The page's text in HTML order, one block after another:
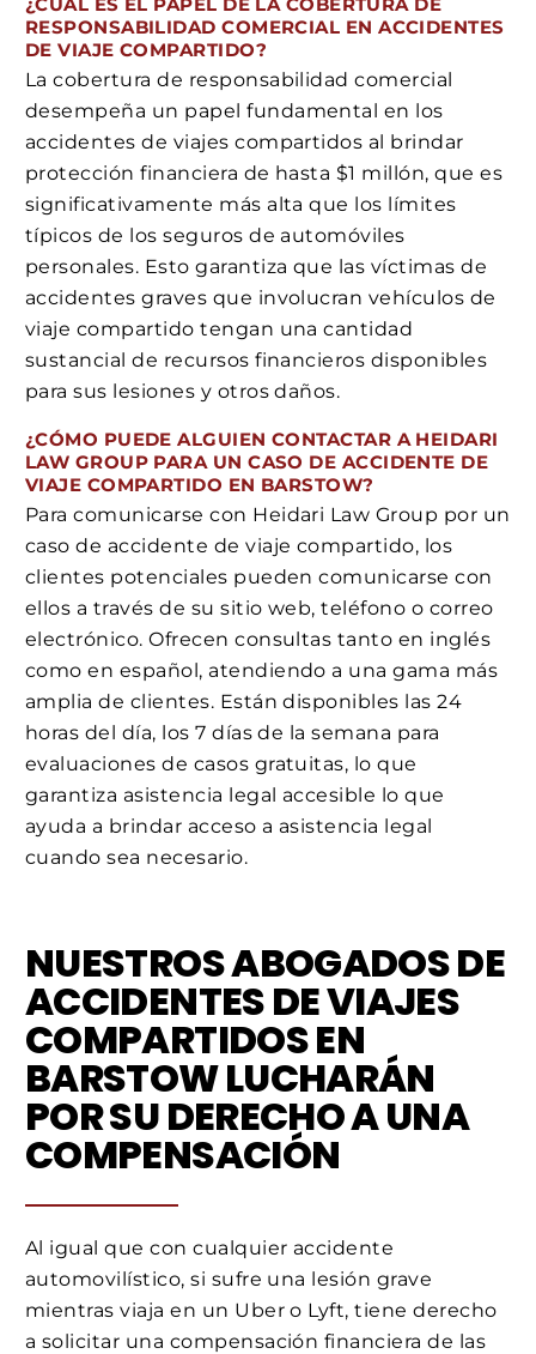
RESPONSABILIDAD COMERCIAL EN ACCIDENTES
DE VIAJE COMPARTIDO?
La cobertura de responsabilidad comercial
desempeña un papel fundamental en los
accidentes de viajes compartidos al brindar
protección financiera de hasta $1 millón, que es
significativamente más alta que los límites
típicos de los seguros de automóviles
personales. Esto garantiza que las víctimas de
accidentes graves que involucran vehículos de
viaje compartido tengan una cantidad
sustancial de recursos financieros disponibles
para sus lesiones y otros daños.
¿CÓMO PUEDE ALGUIEN CONTACTAR A HEIDARI
LAW GROUP PARA UN CASO DE ACCIDENTE DE
VIAJE COMPARTIDO EN BARSTOW?
Para comunicarse con Heidari Law Group por un
caso de accidente de viaje compartido, los
clientes potenciales pueden comunicarse con
ellos a través de su sitio web, teléfono o correo
electrónico. Ofrecen consultas tanto en inglés
como en español, atendiendo a una gama más
amplia de clientes. Están disponibles las 24
horas del día, los 7 días de la semana para
evaluaciones de casos gratuitas, lo que
garantiza asistencia legal accesible lo que
ayuda a brindar acceso a asistencia legal
cuando sea necesario.
NUESTROS ABOGADOS DE
ACCIDENTES DE VIAJES
COMPARTIDOS EN
BARSTOW LUCHARÁN
POR SU DERECHO A UNA
COMPENSACIÓN
Al igual que con cualquier accidente
automovilístico, si sufre una lesión grave
mientras viaja en un Uber o Lyft, tiene derecho
a solicitar una compensación financiera de las